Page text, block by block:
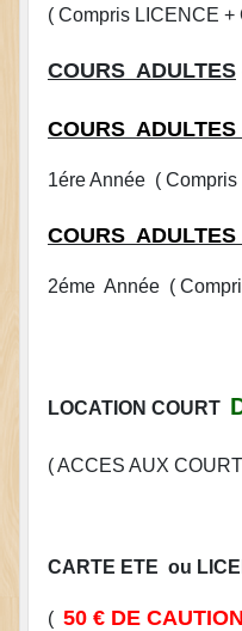
( Compris LICENCE
COURS ADULTES
COURS ADULTES
1ére Année (
COURS ADULTES
2éme Année (
LOCATION COURT
( ACCES AUX
CARTE ETE ou
( 50 € DE